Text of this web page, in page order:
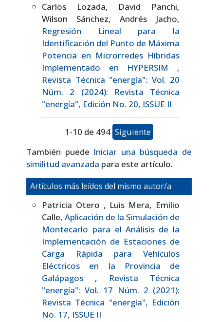
Carlos Lozada, David Panchi,
Wilson Sánchez, Andrés Jacho,
Regresión Lineal para la
Identificación del Punto de Máxima
Potencia en Microrredes Híbridas
Implementado en HYPERSIM ,
Revista Técnica "energía": Vol. 20
Núm. 2 (2024): Revista Técnica
"energía", Edición No. 20, ISSUE II
1-10 de 494 Siguiente
También puede Iniciar una búsqueda de
similitud avanzada para este artículo.
Artículos más leídos del mismo autor/a
Patricia Otero , Luis Mera, Emilio
Calle, Aplicación de la Simulación de
Montecarlo para el Análisis de la
Implementación de Estaciones de
Carga Rápida para Vehículos
Eléctricos en la Provincia de
Galápagos , Revista Técnica
"energía": Vol. 17 Núm. 2 (2021):
Revista Técnica "energía", Edición
No. 17, ISSUE II